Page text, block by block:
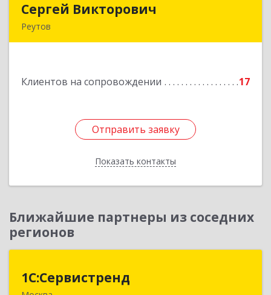
Сергей Викторович
Реутов
Клиентов на сопровождении 17
Отправить заявку
Показать контакты
Сергей Викторович
Подробнее
Отправить заявку
Назад
Ближайшие партнеры из соседних
регионов
1С:Сервистренд